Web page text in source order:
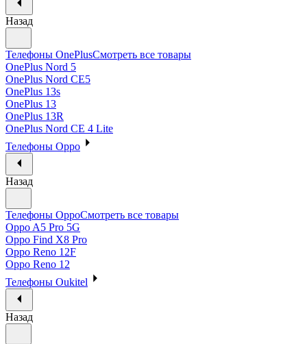
Назад
Телефоны OnePlusСмотреть все товары
OnePlus Nord 5
OnePlus Nord CE5
OnePlus 13s
OnePlus 13
OnePlus 13R
OnePlus Nord CE 4 Lite
Телефоны Oppo
Назад
Телефоны OppoСмотреть все товары
Oppo A5 Pro 5G
Oppo Find X8 Pro
Oppo Reno 12F
Oppo Reno 12
Телефоны Oukitel
Назад